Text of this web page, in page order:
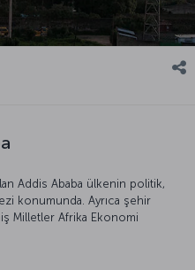
Addis Ababa ülkenin politik,
konumunda. Ayrıca şehir
Milletler Afrika Ekonomi
olan şehir mimari